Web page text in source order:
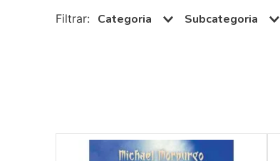
Categoria Subcategoria